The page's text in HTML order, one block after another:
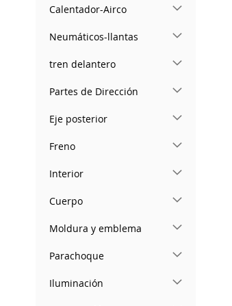
Calentador-Airco
Neumáticos-llantas
tren delantero
Partes de Dirección
Eje posterior
Freno
Interior
Cuerpo
Moldura y emblema
Parachoque
Iluminación